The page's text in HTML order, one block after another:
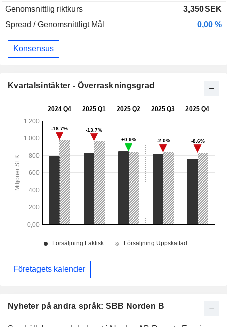
Nyheter på andra språk: SBB Norden B
Genomsnittlig riktkurs
3,350SEK
Spread / Genomsnittligt Mål
0,00 %
Konsensus
Kvartalsintäkter - Överraskningsgrad
Företagets kalender